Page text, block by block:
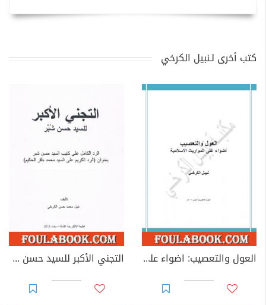
كتب أخرى لـنبيل الكرخي
العول والتعصيب: اضواء على المواريث الاسلامية التجني الأكبر للسيد حسن شبر